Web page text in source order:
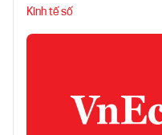
Kinh tế số